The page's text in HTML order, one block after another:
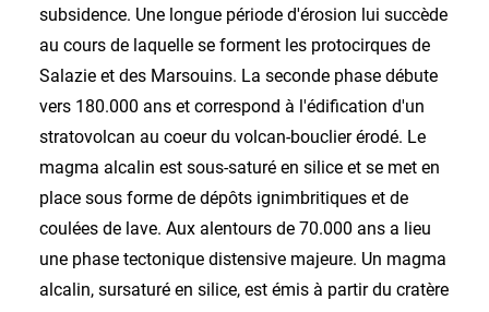
subsidence. Une longue période d'érosion lui succède
au cours de laquelle se forment les protocirques de
Salazie et des Marsouins. La seconde phase débute
vers 180.000 ans et correspond à l'édification d'un
stratovolcan au coeur du volcan-bouclier érodé. Le
magma alcalin est sous-saturé en silice et se met en
place sous forme de dépôts ignimbritiques et de
coulées de lave. Aux alentours de 70.000 ans a lieu
une phase tectonique distensive majeure. Un magma
alcalin, sursaturé en silice, est émis à partir du cratère